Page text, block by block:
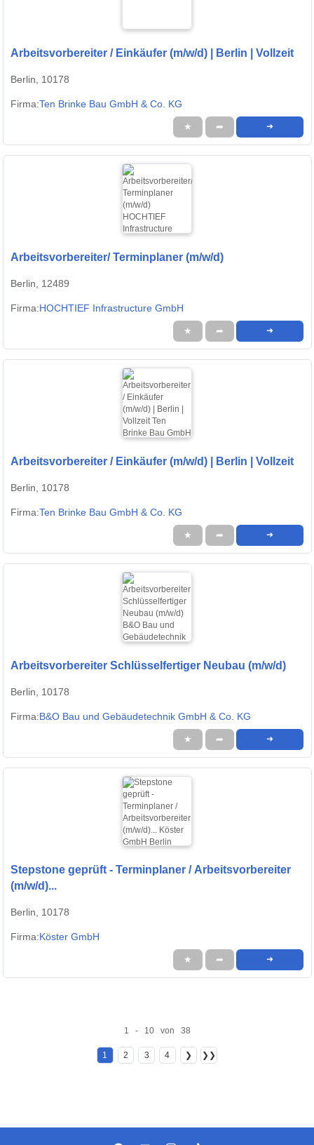
Arbeitsvorbereiter / Einkäufer (m/w/d) | Berlin | Vollzeit
Berlin, 10178
Firma:Ten Brinke Bau GmbH & Co. KG
★ ➦ ➜
Arbeitsvorbereiter/ Terminplaner (m/w/d)
Berlin, 12489
Firma:HOCHTIEF Infrastructure GmbH
★ ➦ ➜
Arbeitsvorbereiter / Einkäufer (m/w/d) | Berlin | Vollzeit
Berlin, 10178
Firma:Ten Brinke Bau GmbH & Co. KG
★ ➦ ➜
Arbeitsvorbereiter Schlüsselfertiger Neubau (m/w/d)
Berlin, 10178
Firma:B&O Bau und Gebäudetechnik GmbH & Co. KG
★ ➦ ➜
Stepstone geprüft - Terminplaner / Arbeitsvorbereiter
(m/w/d)...
Berlin, 10178
Firma:Köster GmbH
★ ➦ ➜
1 - 10 von 38
1 2 3 4 ❯ ❯❯